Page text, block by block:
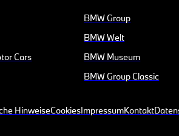
Cars
BMW Group
BMW Welt
BMW Museum
BMW Group Classic
HinweiseCookiesImpressumKontakt